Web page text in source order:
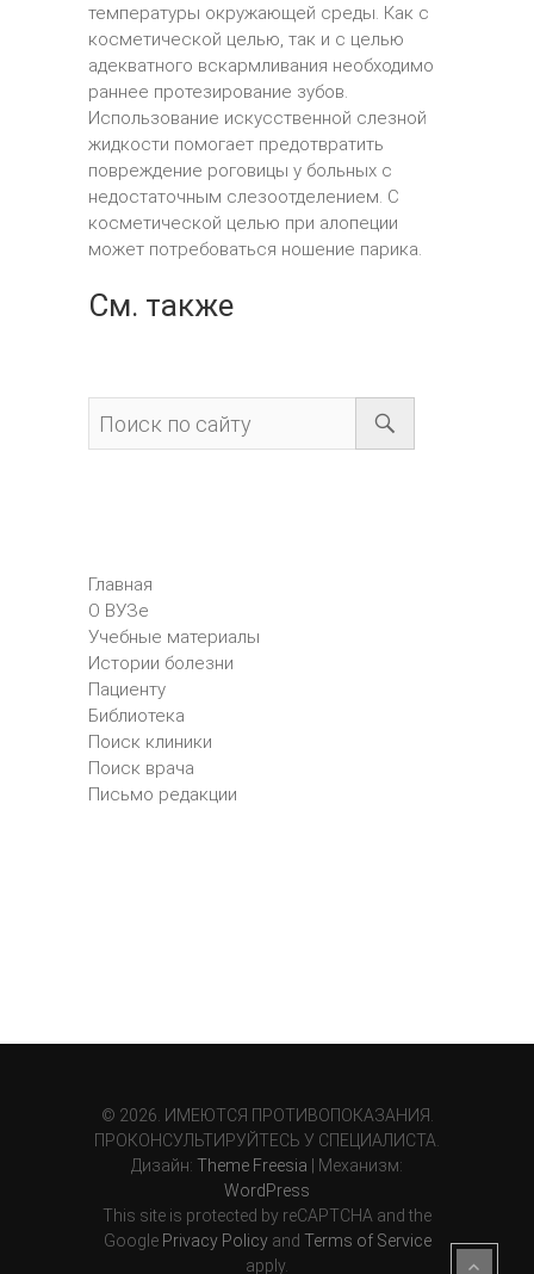
температуры окружающей среды. Как с
косметической целью, так и с целью
адекватного вскармливания необходимо
раннее протезирование зубов.
Использование искусственной слезной
жидкости помогает предотвратить
повреждение роговицы у больных с
недостаточным слезоотделением. С
косметической целью при алопеции
может потребоваться ношение парика.
См. также
Главная
О ВУЗе
Учебные материалы
Истории болезни
Пациенту
Библиотека
Поиск клиники
Поиск врача
Письмо редакции
© 2026. ИМЕЮТСЯ ПРОТИВОПОКАЗАНИЯ.
ПРОКОНСУЛЬТИРУЙТЕСЬ У СПЕЦИАЛИСТА.
Дизайн: Theme Freesia | Механизм:
WordPress
This site is protected by reCAPTCHA and the
Google Privacy Policyand Terms of Service
apply.